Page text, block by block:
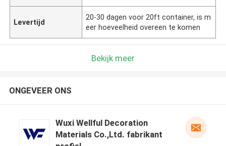
Levertijd
20-30 dagen voor 20ft container, is m
eer hoeveelheid overeen te komen
Bekijk meer
ONGEVEER ONS
Wuxi Wellful Decoration
Materials Co.,Ltd. fabrikant